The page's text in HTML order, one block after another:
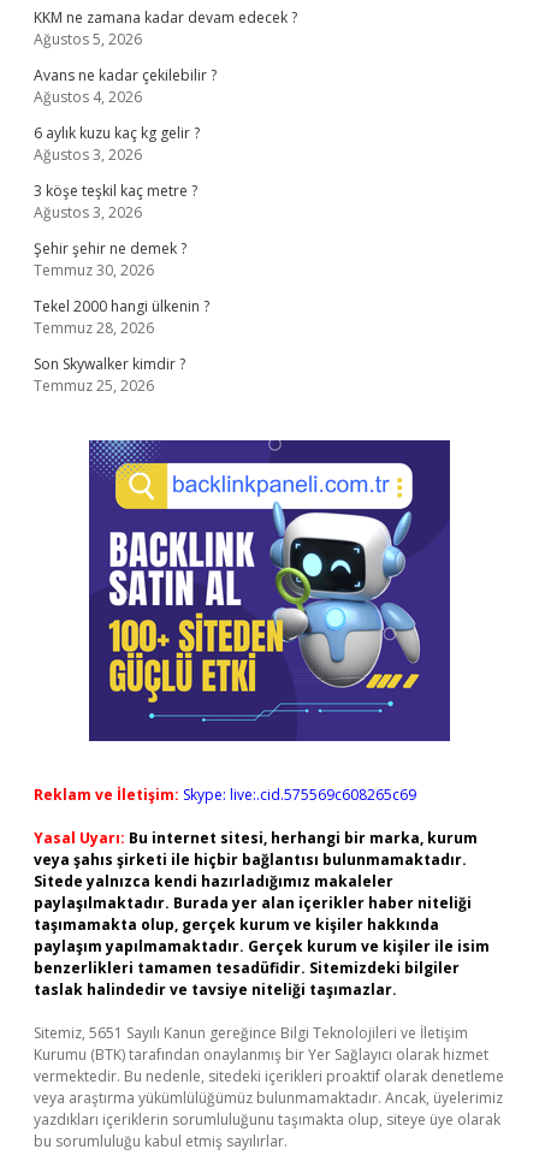
KKM ne zamana kadar devam edecek ?
Ağustos 5, 2026
Avans ne kadar çekilebilir ?
Ağustos 4, 2026
6 aylık kuzu kaç kg gelir ?
Ağustos 3, 2026
3 köşe teşkil kaç metre ?
Ağustos 3, 2026
Şehir şehir ne demek ?
Temmuz 30, 2026
Tekel 2000 hangi ülkenin ?
Temmuz 28, 2026
Son Skywalker kimdir ?
Temmuz 25, 2026
Reklam ve İletişim: Skype: live:.cid.575569c608265c69
Yasal Uyarı: Bu internet sitesi, herhangi bir marka, kurum
veya şahıs şirketi ile hiçbir bağlantısı bulunmamaktadır.
Sitede yalnızca kendi hazırladığımız makaleler
paylaşılmaktadır. Burada yer alan içerikler haber niteliği
taşımamakta olup, gerçek kurum ve kişiler hakkında
paylaşım yapılmamaktadır. Gerçek kurum ve kişiler ile isim
benzerlikleri tamamen tesadüfidir. Sitemizdeki bilgiler
taslak halindedir ve tavsiye niteliği taşımazlar.
Sitemiz, 5651 Sayılı Kanun gereğince Bilgi Teknolojileri ve İletişim
Kurumu (BTK) tarafından onaylanmış bir Yer Sağlayıcı olarak hizmet
vermektedir. Bu nedenle, sitedeki içerikleri proaktif olarak denetleme
veya araştırma yükümlülüğümüz bulunmamaktadır. Ancak, üyelerimiz
yazdıkları içeriklerin sorumluluğunu taşımakta olup, siteye üye olarak
bu sorumluluğu kabul etmiş sayılırlar.